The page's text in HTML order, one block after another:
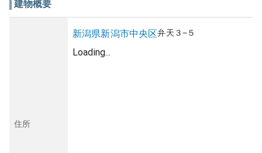
建物概要
住所
新潟県新潟市中央区弁天 ３−５
Loading...